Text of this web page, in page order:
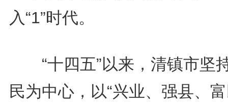
入“1”时代。
“十四五”以来，清镇市坚
民为中心，以“兴业、强县、